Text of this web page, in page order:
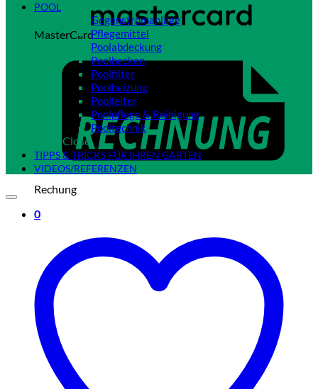
MasterCard
Rechung
0
POOL
Gegenstromanlage
Pflegemittel
Poolabdeckung
Poolbecken
Poolfilter
Poolheizung
Poolleiter
Poolpflege & Reinigung
Pooltechnik
Close
TIPPS & TRICKS FÜR IHREN GARTEN
VIDEOS/REFERENZEN